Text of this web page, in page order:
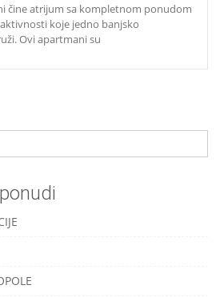
čine atrijum sa kompletnom ponudom
koje jedno banjsko
Ovi apartmani su